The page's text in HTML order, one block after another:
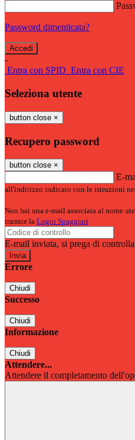
Password dimenticata?
-
Entra con SPID Entra con CIE
Seleziona utente
button close ×
Recupero password
button close ×
E-
all'indirizzo indicato con le istruzioni
Non hai una e-mail associata al nome
tramite la Login Spaggiari
E-mail inviata, si prega di
Errore
Chiudi
Successo
Chiudi
Informazione
Chiudi
Attendere...
Attendere il completamento